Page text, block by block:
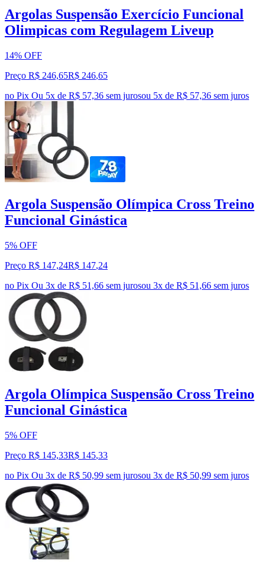
Argolas Suspensão Exercício Funcional
Olimpicas com Regulagem Liveup
14% OFF
Preço R$ 246,65R$ 246,65
no Pix Ou 5x de R$ 57,36 sem jurosou 5x de R$ 57,36 sem juros
Argola Suspensão Olímpica Cross Treino
Funcional Ginástica
5% OFF
Preço R$ 147,24R$ 147,24
no Pix Ou 3x de R$ 51,66 sem jurosou 3x de R$ 51,66 sem juros
Argola Olímpica Suspensão Cross Treino
Funcional Ginástica
5% OFF
Preço R$ 145,33R$ 145,33
no Pix Ou 3x de R$ 50,99 sem jurosou 3x de R$ 50,99 sem juros